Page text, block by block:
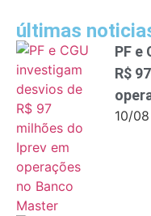
últimas
PF e
R$
10/08